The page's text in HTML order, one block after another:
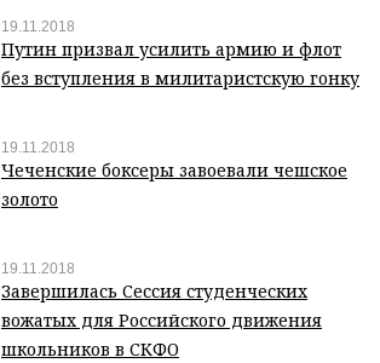
19.11.2018
Путин призвал усилить армию и флот
без вступления в милитаристскую гонку
19.11.2018
Чеченские боксеры завоевали чешское
золото
19.11.2018
Завершилась Сессия студенческих
вожатых для Российского движения
школьников в СКФО